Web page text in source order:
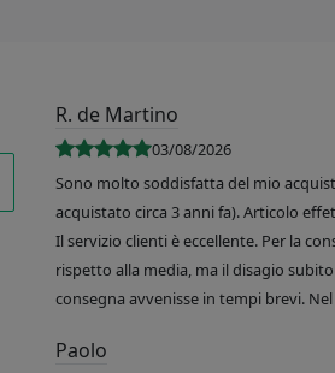
R. de Martino
03/08/2026
Sono molto soddisfatta del mio
acquistato circa 3 anni fa). Articolo
Il servizio clienti è eccellente. Per la
rispetto alla media, ma il disagio
consegna avvenisse in tempi brevi.
Paolo